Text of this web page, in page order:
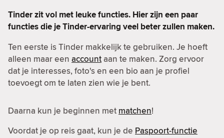
Tinder zit vol met leuke functies. Hier zijn een paar
functies die je Tinder-ervaring veel beter zullen maken.
Ten eerste is Tinder makkelijk te gebruiken. Je hoeft
alleen maar een accountaan te maken. Zorg ervoor
dat je interesses, foto's en een bio aan je profiel
toevoegt om te laten zien wie je bent.
Daarna kun je beginnen met matchen!
Voordat je op reis gaat, kun je de Paspoort-functie